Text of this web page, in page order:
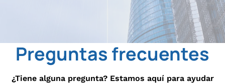
Preguntas frecuentes
¿Tiene alguna pregunta? Estamos aquí para ayudar